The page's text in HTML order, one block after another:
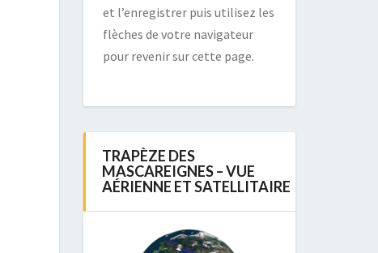
et l’enregistrer puis utilisez les
flèches de votre navigateur
pour revenir sur cette page.
TRAPÈZE DES
MASCAREIGNES – VUE
AÉRIENNE ET SATELLITAIRE